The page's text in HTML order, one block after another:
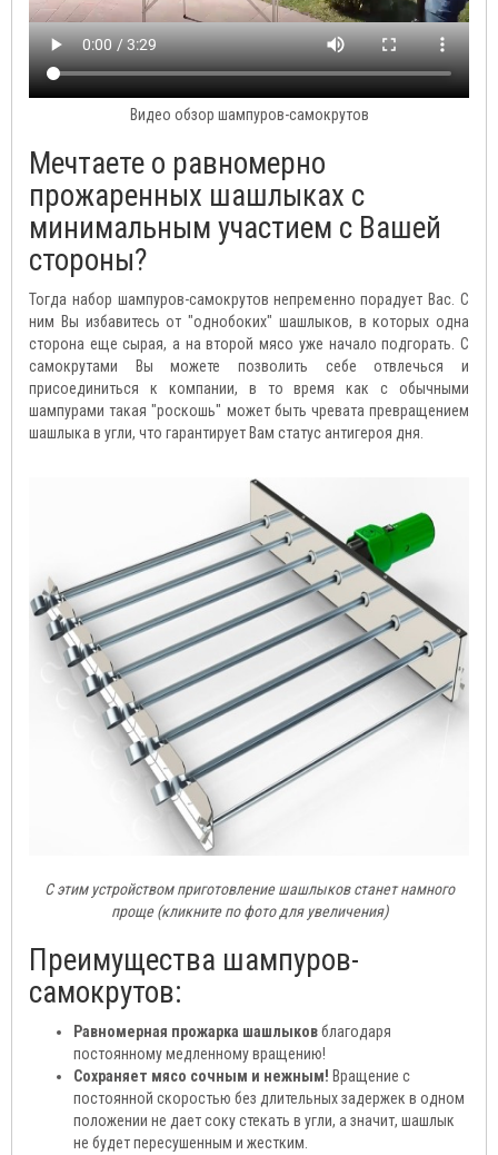
Видео обзор шампуров-самокрутов
Мечтаете о равномерно
прожаренных шашлыках с
минимальным участием с Вашей
стороны?
Тогда набор шампуров-самокрутов непременно порадует Вас. С
ним Вы избавитесь от "однобоких" шашлыков, в которых одна
сторона еще сырая, а на второй мясо уже начало подгорать. С
самокрутами Вы можете позволить себе отвлечься и
присоединиться к компании, в то время как с обычными
шампурами такая "роскошь" может быть чревата превращением
шашлыка в угли, что гарантирует Вам статус антигероя дня.
С этим устройством приготовление шашлыков станет намного
проще (кликните по фото для увеличения)
Преимущества шампуров-
самокрутов:
Равномерная прожарка шашлыковблагодаря
постоянному медленному вращению!
Сохраняет мясо сочным и нежным! Вращение с
постоянной скоростью без длительных задержек в одном
положении не дает соку стекать в угли, а значит, шашлык
не будет пересушенным и жестким.